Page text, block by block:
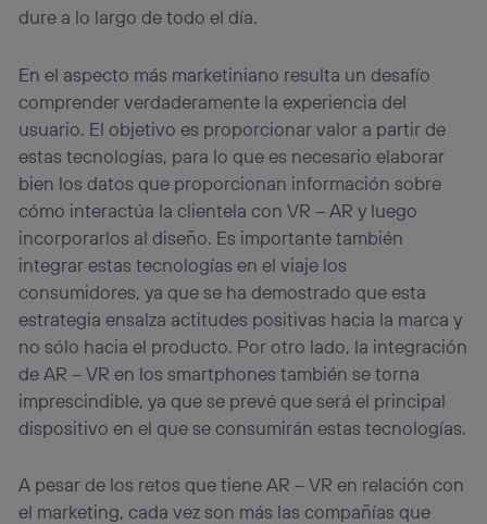
dure a lo largo de todo el día.
En el aspecto más marketiniano resulta un desafío
comprender verdaderamente la experiencia del
usuario. El objetivo es proporcionar valor a partir de
estas tecnologías, para lo que es necesario elaborar
bien los datos que proporcionan información sobre
cómo interactúa la clientela con VR – AR y luego
incorporarlos al diseño. Es importante también
integrar estas tecnologías en el viaje los
consumidores, ya que se ha demostrado que esta
estrategia ensalza actitudes positivas hacia la marca y
no sólo hacia el producto. Por otro lado, la integración
de AR – VR en los smartphones también se torna
imprescindible, ya que se prevé que será el principal
dispositivo en el que se consumirán estas tecnologías.
A pesar de los retos que tiene AR – VR en relación con
el marketing, cada vez son más las compañías que